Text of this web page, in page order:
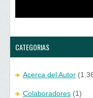
v e
)
CATEGORIAS
Acerca del Autor
Colaboradores (1)